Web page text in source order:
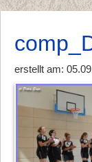
erstellt am: